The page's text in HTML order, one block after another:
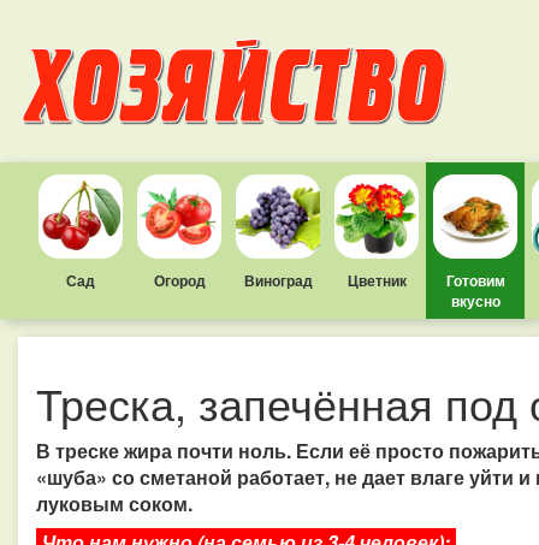
Сад Огород Виноград Цветник
Готовим
вкусно
Треска, запечённая
В треске жира почти ноль. Если её просто
«шуба» со сметаной работает, не дает влаге
луковым соком.